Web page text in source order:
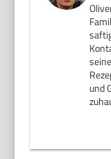
und